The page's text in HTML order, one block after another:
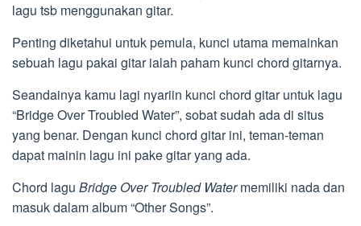
lagu tsb menggunakan gitar.
Penting diketahui untuk pemula, kunci utama memainkan
sebuah lagu pakai gitar ialah paham kunci chord gitarnya.
Seandainya kamu lagi nyariin kunci chord gitar untuk lagu
“Bridge Over Troubled Water”, sobat sudah ada di situs
yang benar. Dengan kunci chord gitar ini, teman-teman
dapat mainin lagu ini pake gitar yang ada.
Chord lagu Bridge Over Troubled Watermemiliki nada dan
masuk dalam album “Other Songs”.